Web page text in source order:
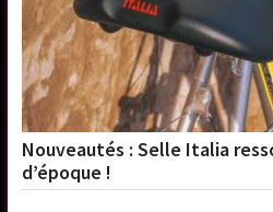
Nouveautés : Selle Italia
d’époque !